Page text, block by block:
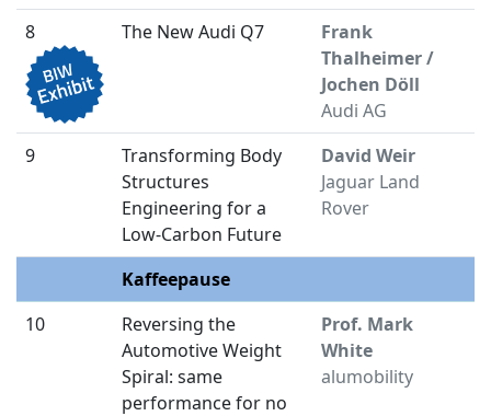
8 The New Audi Q7
Frank
Thalheimer /
Jochen Döll
Audi AG
9
Transforming Body
Structures
Engineering for a
Low-Carbon Future
David Weir
Jaguar Land
Rover
Kaffeepause
10
Reversing the
Automotive Weight
Spiral: same
performance for no
Prof. Mark
White
alumobility